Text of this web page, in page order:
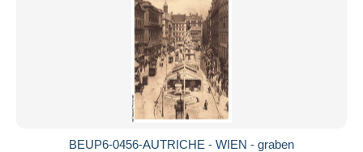
BEUP6-0456-AUTRICHE - WIEN - graben